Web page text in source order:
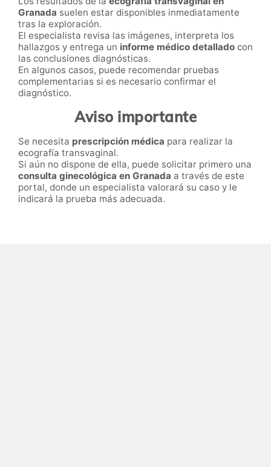
Granada suelen estar disponibles inmediatamente
tras la exploración.
El especialista revisa las imágenes, interpreta los
hallazgos y entrega un informe médico detallado con
las conclusiones diagnósticas.
En algunos casos, puede recomendar pruebas
complementarias si es necesario confirmar el
diagnóstico.
Aviso importante
Se necesita prescripción médica para realizar la
ecografía transvaginal.
Si aún no dispone de ella, puede solicitar primero una
consulta ginecológica en Granada a través de este
portal, donde un especialista valorará su caso y le
indicará la prueba más adecuada.